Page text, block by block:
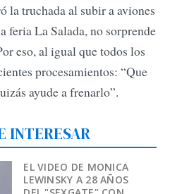
la truchada al subir a aviones
feria La Salada, no sorprende
eso, al igual que todos los
procesamientos: “Que
ayude a frenarlo”.
INTERESAR
EL VIDEO DE MONICA
LEWINSKY A 28 AÑOS